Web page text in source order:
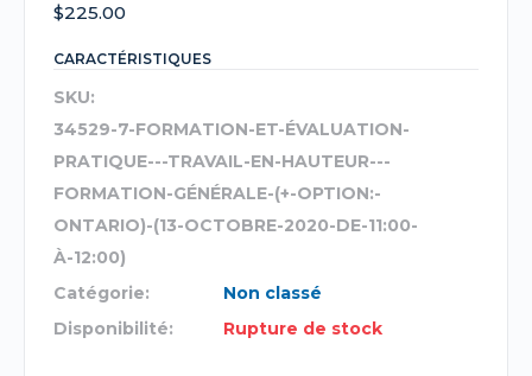
$225.00
CARACTÉRISTIQUES
SKU:
34529-7-FORMATION-ET-ÉVALUATION-
PRATIQUE---TRAVAIL-EN-HAUTEUR---
FORMATION-GÉNÉRALE-(+-OPTION:-
ONTARIO)-(13-OCTOBRE-2020-DE-11:00-
À-12:00)
Catégorie:
Non classé
Disponibilité:
Rupture de stock